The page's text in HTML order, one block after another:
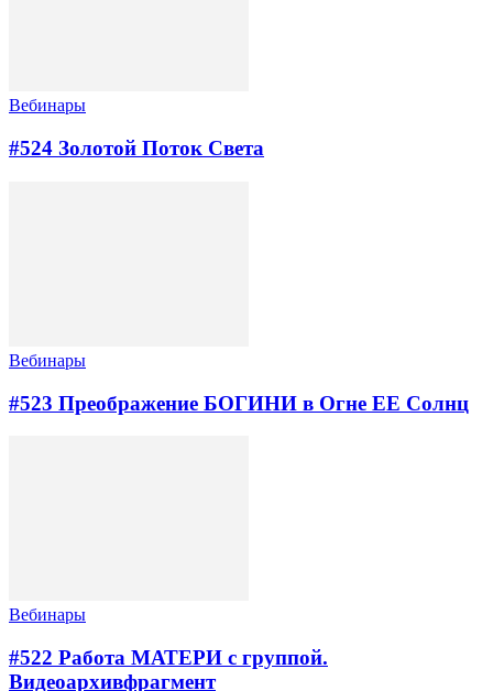
Вебинары
#524 Золотой Поток Cвета
Вебинары
#523 Преображение БОГИНИ в Огне ЕЕ Солнц
Вебинары
#522 Работа МАТЕРИ с группой.
Видеоархивфрагмент